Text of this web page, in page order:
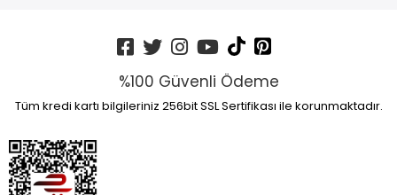
%100 Güvenli Ödeme
Tüm kredi kartı bilgileriniz 256bit SSL Sertifikası ile korunmaktadır.